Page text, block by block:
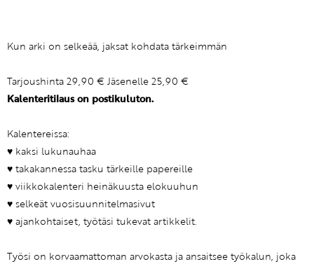
Kun arki on selkeää, jaksat kohdata tärkeimmän
Tarjoushinta 29,90 € Jäsenelle 25,90 €
Kalenteritilaus on postikuluton.
Kalentereissa:
♥ kaksi lukunauhaa
♥ takakannessa tasku tärkeille papereille
♥ viikkokalenteri heinäkuusta elokuuhun
♥ selkeät vuosisuunnitelmasivut
♥ ajankohtaiset, työtäsi tukevat artikkelit.
Työsi on korvaamattoman arvokasta ja ansaitsee työkalun, joka